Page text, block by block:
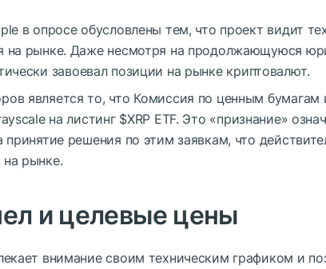
в опросе обусловлены тем, что проект видит
на рынке. Даже несмотря на продолжающуюся
завоевал позиции на рынке криптовалют.
является то, что Комиссия по ценным
на листинг $XRP ETF. Это «признание»
принятие решения по этим заявкам, что
на рынке.
и целевые цены
внимание своим техническим графиком и